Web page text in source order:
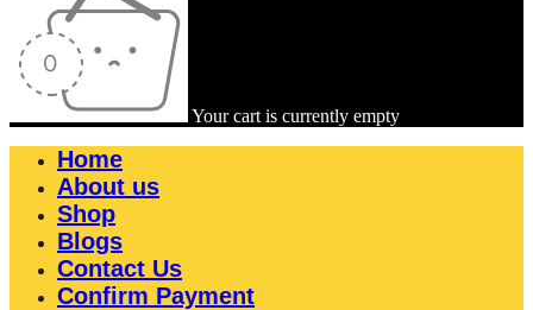
Your cart is currently empty
Home
About us
Shop
Blogs
Contact Us
Confirm Payment